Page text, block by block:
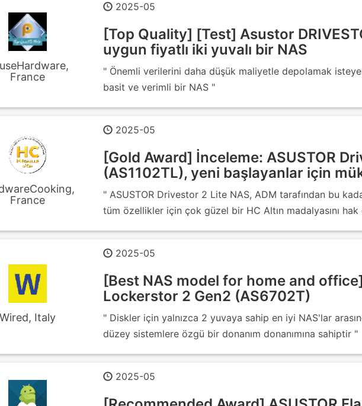
France
2025-05
[Top Quality] [Test] Asustor
uygun fiyatlı iki yuvalı bir NAS
" Önemli verilerini daha düşük maliyetle depolamak
basit ve verimli bir NAS "
France
2025-05
[Gold Award] İnceleme: ASUSTOR
(AS1102TL), yeni başlayanlar için
" ASUSTOR Drivestor 2 Lite NAS, ADM tarafından bu
tüm özellikler için çok güzel bir HC Altın madalyasını
Wired, Italy
2025-05
[Best NAS model for home and
Lockerstor 2 Gen2 (AS6702T)
" Diskler için yalnızca 2 yuvaya sahip en iyi NAS'lar
düzey sistemlere özgü bir donanım donanımına sahiptir "
2025-05